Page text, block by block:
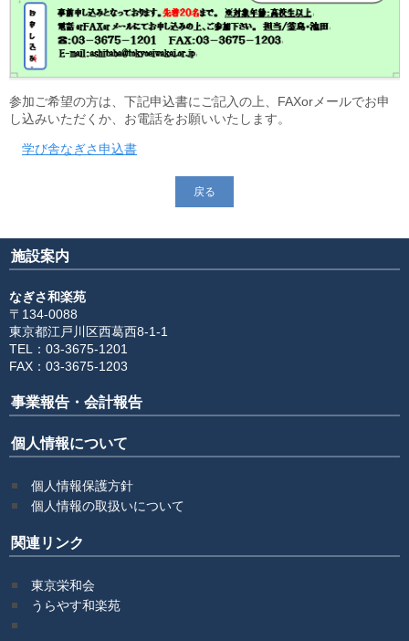
参加ご希望の方は、下記申込書にご記入の上、FAXorメールでお申
し込みいただくか、お電話をお願いいたします。
学び舎なぎさ申込書
戻る
施設案内
なぎさ和楽苑
〒134-0088
東京都江戸川区西葛西8-1-1
TEL：03-3675-1201
FAX：03-3675-1203
事業報告・会計報告
個人情報について
個人情報保護方針
個人情報の取扱いについて
関連リンク
東京栄和会
うらやす和楽苑